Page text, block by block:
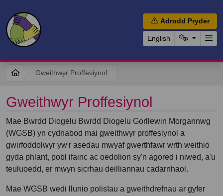
Adrodd Pryder
English
Gweithwyr Proffesiynol
Gweithwyr Proffesiynol
Mae Bwrdd Diogelu Bwrdd Diogelu Gorllewin Morgannwg
(WGSB) yn cydnabod mai gweithwyr proffesiynol a
gwirfoddolwyr yw'r asedau mwyaf gwerthfawr wrth weithio
gyda phlant, pobl ifainc ac oedolion sy'n agored i niwed, a'u
teuluoedd, er mwyn sicrhau deilliannau cadarnhaol.
Mae WGSB wedi llunio polisïau a gweithdrefnau ar gyfer